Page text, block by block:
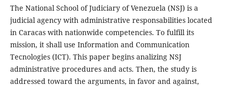
The National School of Judiciary of Venezuela (NSJ) is a
judicial agency with administrative responsabilities located
in Caracas with nationwide competencies. To fulfill its
mission, it shall use Information and Communication
Tecnologies (ICT). This paper begins analizing NSJ
administrative procedures and acts. Then, the study is
addressed toward the arguments, in favor and against,